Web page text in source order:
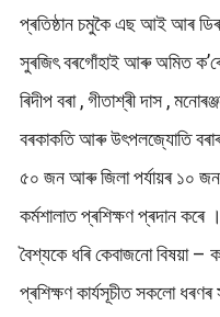
প্ৰতিষ্ঠান চমুকৈ এছ আই আৰ
সুৰজিৎ বৰগোঁহাই আৰু অমিত ক’ৰে
ৰিদীপ বৰা , গীতাশ্ৰী দাস ,
বৰকাকতি আৰু উৎপলজ্যোতি বৰাৰ
৫০ জন আৰু জিলা পৰ্যায়ৰ ১০ জন
কৰ্মশালাত প্ৰশিক্ষণ প্ৰদান কৰে
বৈশ্যকে ধৰি কেবাজনো বিষয়া –
প্ৰশিক্ষণ কাৰ্যসূচীত সকলো